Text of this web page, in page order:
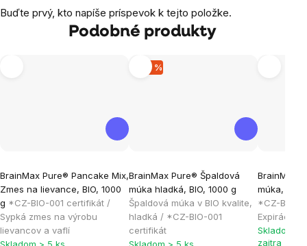
Buďte prvý, kto napíše príspevok k tejto položke.
Podobné produkty
BrainMax Pure® Pancake Mix,
Zmes na lievance, BIO, 1000
g *CZ-BIO-001 certifikát /
Sypká zmes na výrobu
lievancov a vaflí
–20 %
BrainMax Pure® Špaldová
múka hladká, BIO, 1000 g
Špaldová múka v BIO kvalite,
hladká / *CZ-BIO-001
certifikát
BrainMax
múka,
*CZ-BIO-
Expirácia
produktu
je
5,0
Skladom >
zajtra 7.8.